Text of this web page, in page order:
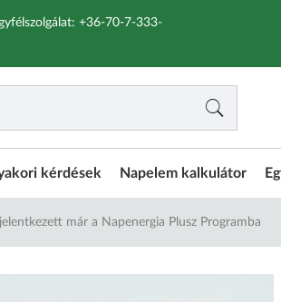
+36-70-7-333-
kérdések Napelem kalkulátor
már a Napenergia Plusz Programba